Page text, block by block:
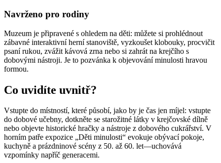
Navrženo pro rodiny
Muzeum je připravené s ohledem na děti: můžete si prohlédnout
zábavné interaktivní herní stanoviště, vyzkoušet klobouky, procvičit
psaní rukou, zvážit kávová zrna nebo si zahrát na krejčího s
dobovými nástroji. Je to pozvánka k objevování minulosti hravou
formou.
Co uvidíte uvnitř?
Vstupte do místností, které působí, jako by je čas jen míjel: vstupte
do dobové učebny, dotkněte se starožitné látky v krejčovské dílně
nebo objevte historické hračky a nástroje z dobového cukrářství. V
horním patře expozice „Děti minulosti“ evokuje obývací pokoje,
kuchyně a prázdninové scény z 50. až 60. let—uchovává
vzpomínky napříč generacemi.